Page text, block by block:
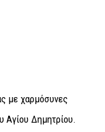
χαρμόσυνες
Αγίου Δημητρίου.